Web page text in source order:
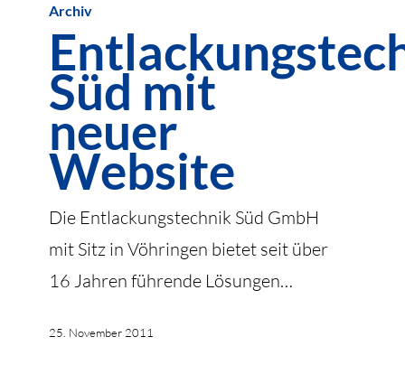
Süd
neuer
Website
Archiv
Süd mit
neuer
Website
Die Entlackungstechnik Süd GmbH
mit Sitz in Vöhringen bietet seit über
16 Jahren führende Lösungen…
25. November 2011